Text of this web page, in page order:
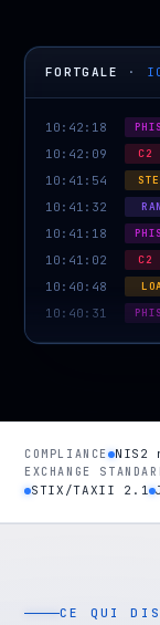
FORTGALE ·
10:42:18
10:42:09 C2
10:41:54
10:41:32
10:41:18
10:41:02 C2
10:40:48
10:40:31
COMPLIANCE NIS2
EXCHANGE
STIX/TAXII 2.1
CE QUI